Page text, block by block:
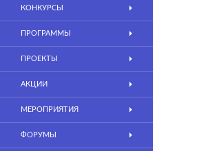
КОНКУРСЫ
ПРОГРАММЫ
ПРОЕКТЫ
АКЦИИ
МЕРОПРИЯТИЯ
ФОРУМЫ